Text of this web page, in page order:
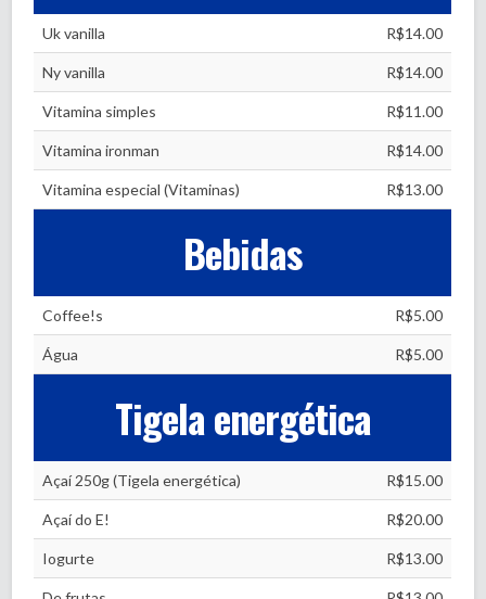
Uk vanilla R$14.00
Ny vanilla R$14.00
Vitamina simples R$11.00
Vitamina ironman R$14.00
Vitamina especial (Vitaminas) R$13.00
Bebidas
Coffee!s R$5.00
Água R$5.00
Tigela energética
Açaí 250g (Tigela energética) R$15.00
Açaí do E! R$20.00
Iogurte R$13.00